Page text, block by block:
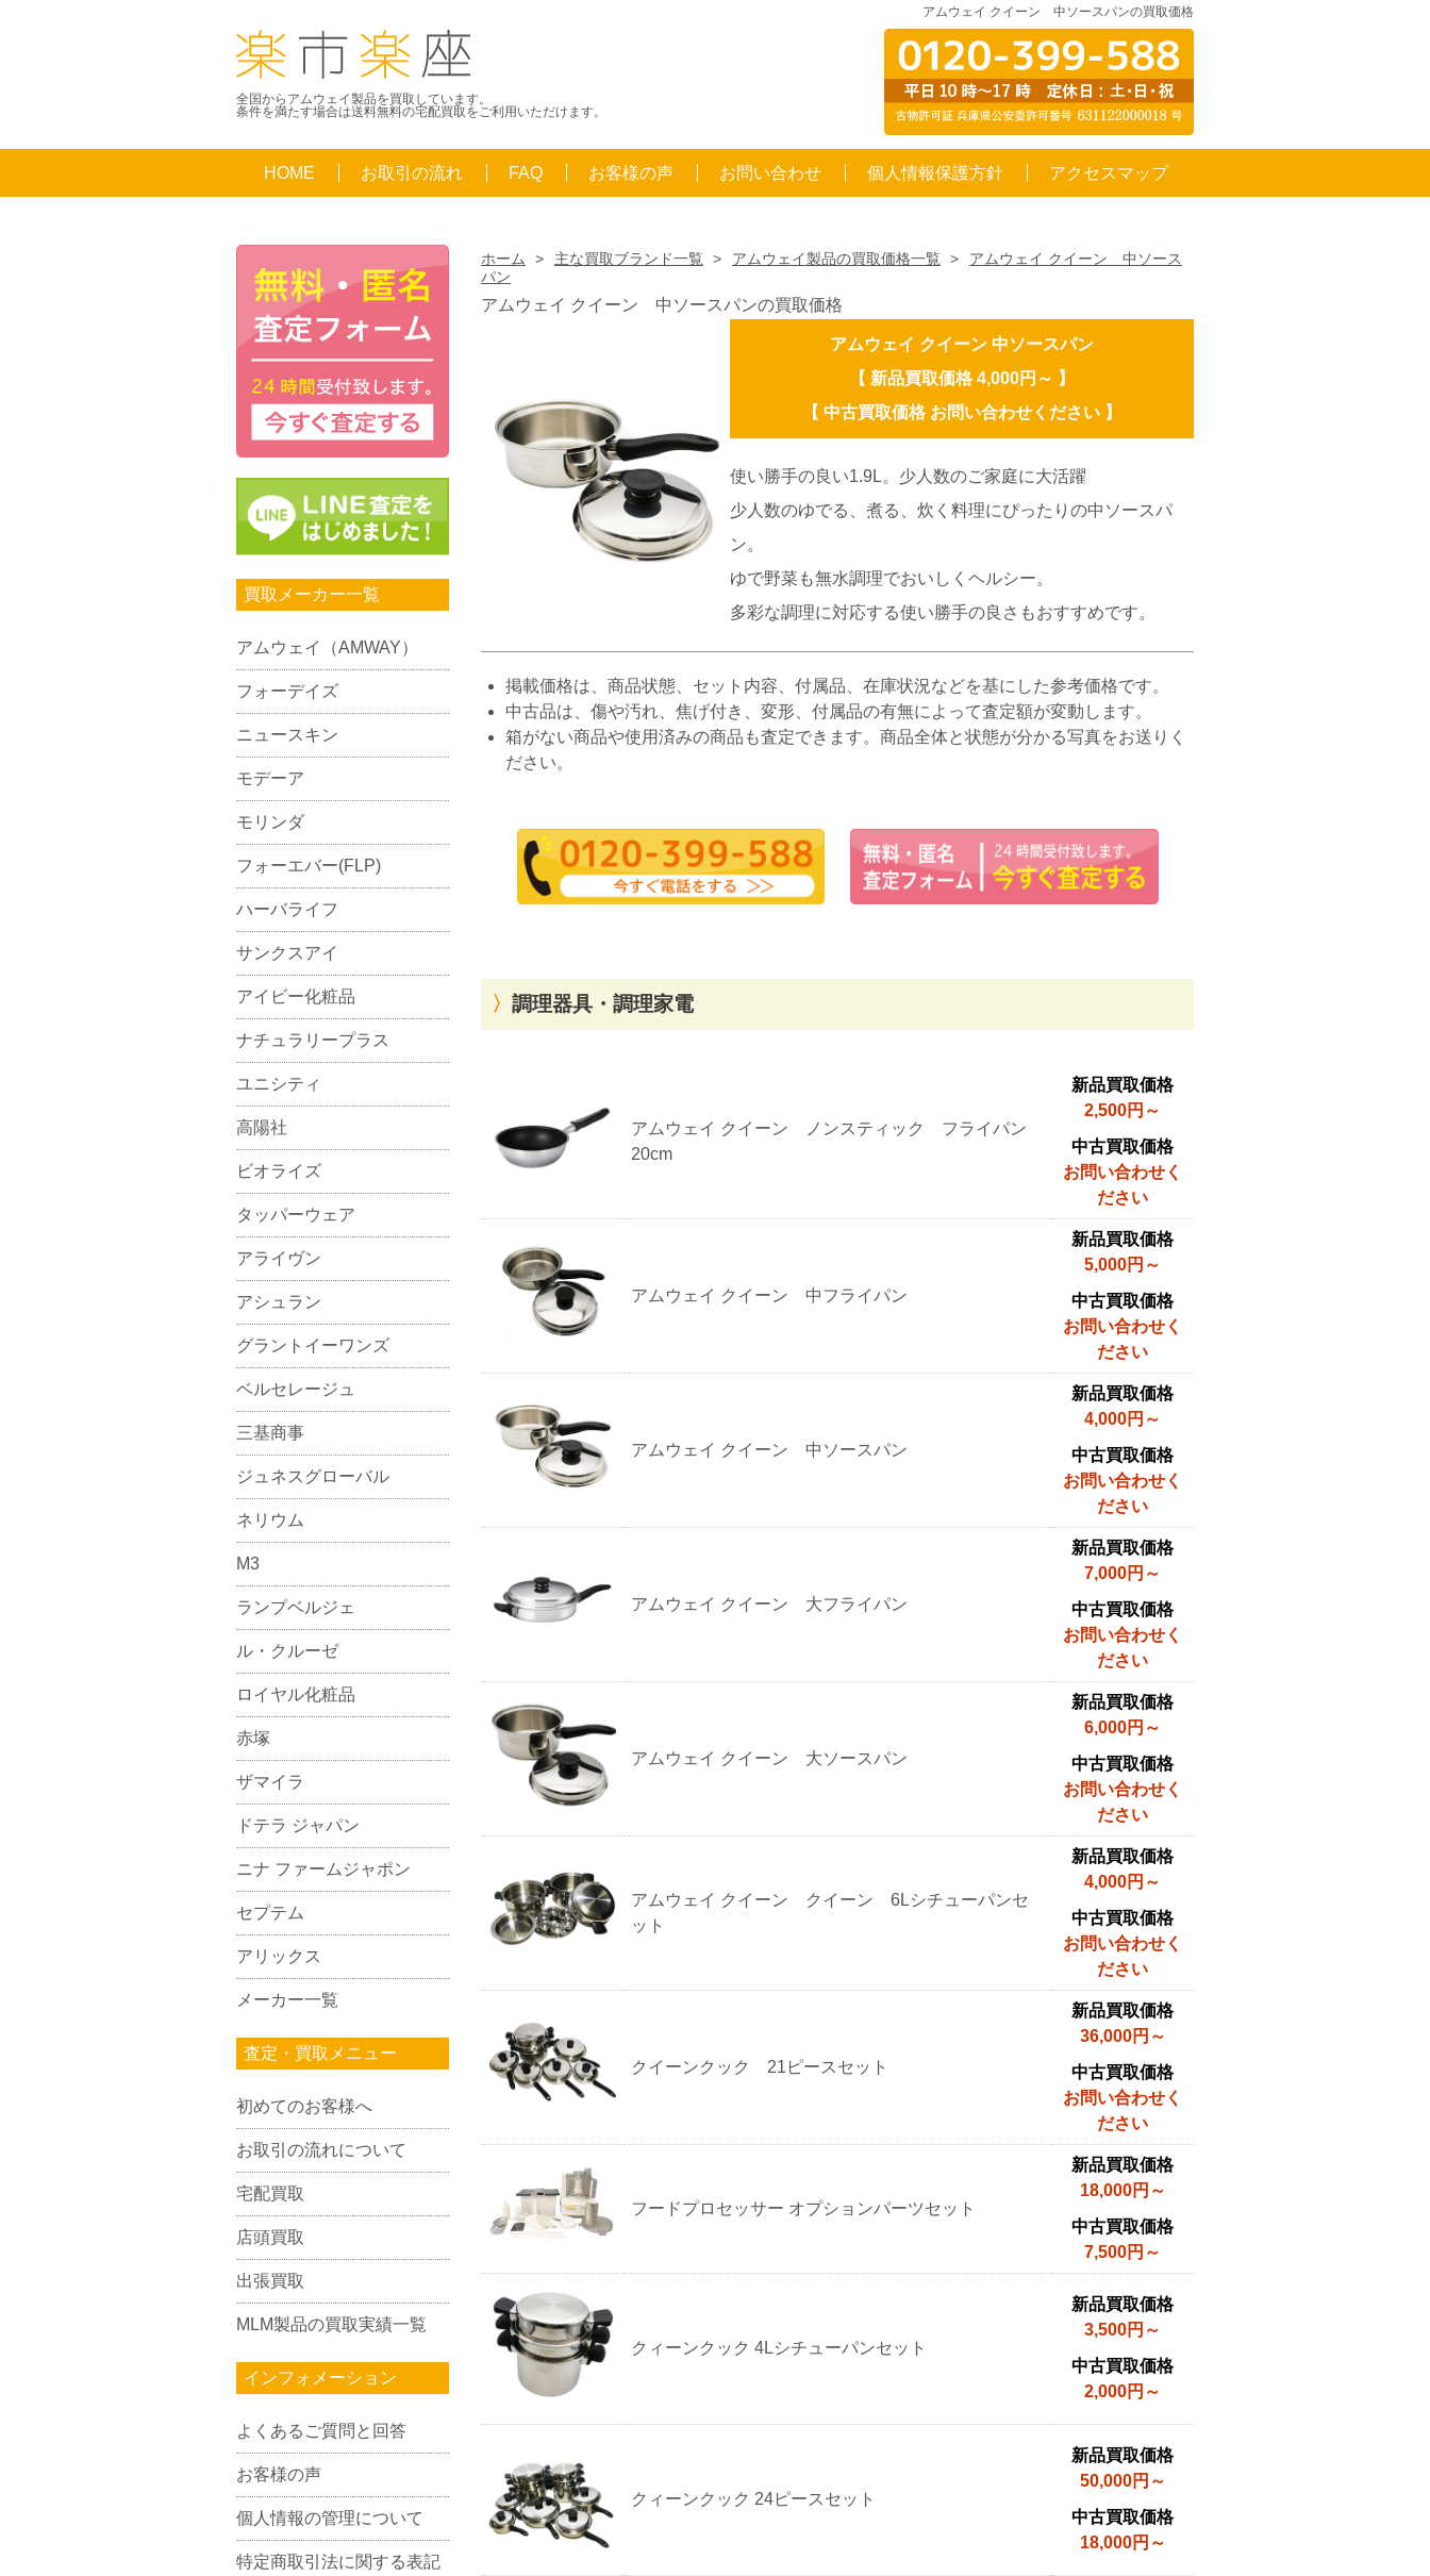
アムウェイ クイーン 中ソースパンの買取価格
全国からアムウェイ製品を買取しています。
条件を満たす場合は送料無料の宅配買取をご利用いただけます。
HOME お取引の流れ FAQ お客様の声 お問い合わせ 個人情報保護方針 アクセスマップ
ホーム > 主な買取ブランド一覧 > アムウェイ製品の買取価格一覧 >
アムウェイ クイーン 中ソース
パン
アムウェイ クイーン 中ソースパンの買取価格
アムウェイ クイーン 中ソースパン
【 新品買取価格 4,000円～ 】
【 中古買取価格 お問い合わせください 】
使い勝手の良い1.9L。少人数のご家庭に大活躍
少人数のゆでる、煮る、炊く料理にぴったりの中ソースパ
ン。
ゆで野菜も無水調理でおいしくヘルシー。
多彩な調理に対応する使い勝手の良さもおすすめです。
掲載価格は、商品状態、セット内容、付属品、在庫状況などを基にした参考価格です。
中古品は、傷や汚れ、焦げ付き、変形、付属品の有無によって査定額が変動します。
箱がない商品や使用済みの商品も査定できます。商品全体と状態が分かる写真をお送りく
ださい。
調理器具・調理家電
イ
具・
価
アムウェイ クイーン ノンスティック フライパン
20cm
新品買取価格
2,500円～
中古買取価格
お問い合わせく
ださい
アムウェイ クイーン 中フライパン
新品買取価格
5,000円～
中古買取価格
お問い合わせく
ださい
アムウェイ クイーン 中ソースパン
新品買取価格
4,000円～
中古買取価格
お問い合わせく
ださい
アムウェイ クイーン 大フライパン
新品買取価格
7,000円～
中古買取価格
お問い合わせく
ださい
アムウェイ クイーン 大ソースパン
新品買取価格
6,000円～
中古買取価格
お問い合わせく
ださい
アムウェイ クイーン クイーン 6Lシチューパンセ
ット
新品買取価格
4,000円～
中古買取価格
お問い合わせく
ださい
クイーンクック 21ピースセット
新品買取価格
36,000円～
中古買取価格
お問い合わせく
ださい
フードプロセッサー オプションパーツセット
新品買取価格
18,000円～
中古買取価格
7,500円～
クィーンクック 4Lシチューパンセット
新品買取価格
3,500円～
中古買取価格
2,000円～
クィーンクック 24ピースセット
新品買取価格
50,000円～
中古買取価格
18,000円～
買取メーカー一覧
アムウェイ（AMWAY）
フォーデイズ
ニュースキン
モデーア
モリンダ
フォーエバー(FLP)
ハーバライフ
サンクスアイ
アイビー化粧品
ナチュラリープラス
ユニシティ
高陽社
ビオライズ
タッパーウェア
アライヴン
アシュラン
グラントイーワンズ
ベルセレージュ
三基商事
ジュネスグローバル
ネリウム
M3
ランプベルジェ
ル・クルーゼ
ロイヤル化粧品
赤塚
ザマイラ
ドテラ ジャパン
ニナ ファームジャポン
セプテム
アリックス
メーカー一覧
査定・買取メニュー
初めてのお客様へ
お取引の流れについて
宅配買取
店頭買取
出張買取
MLM製品の買取実績一覧
インフォメーション
よくあるご質問と回答
お客様の声
個人情報の管理について
特定商取引法に関する表記